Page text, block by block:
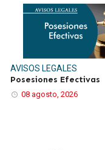
AVISOS LEGALES
Posesiones Efectivas
08 agosto, 2026